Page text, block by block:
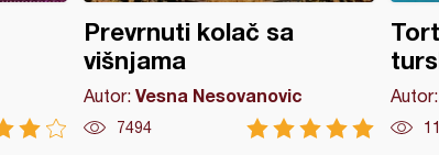
Prevrnuti kolač sa
višnjama
Autor: Vesna Nesovanovic
7494
Autor: